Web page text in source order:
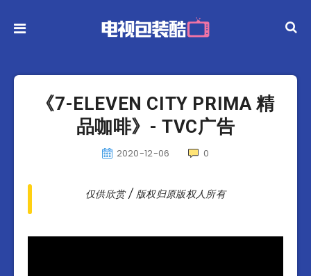
《7-ELEVEN CITY PRIMA 精
品咖啡》- TVC广告
2020-12-06 0
仅供欣赏 / 版权归原版权人所有